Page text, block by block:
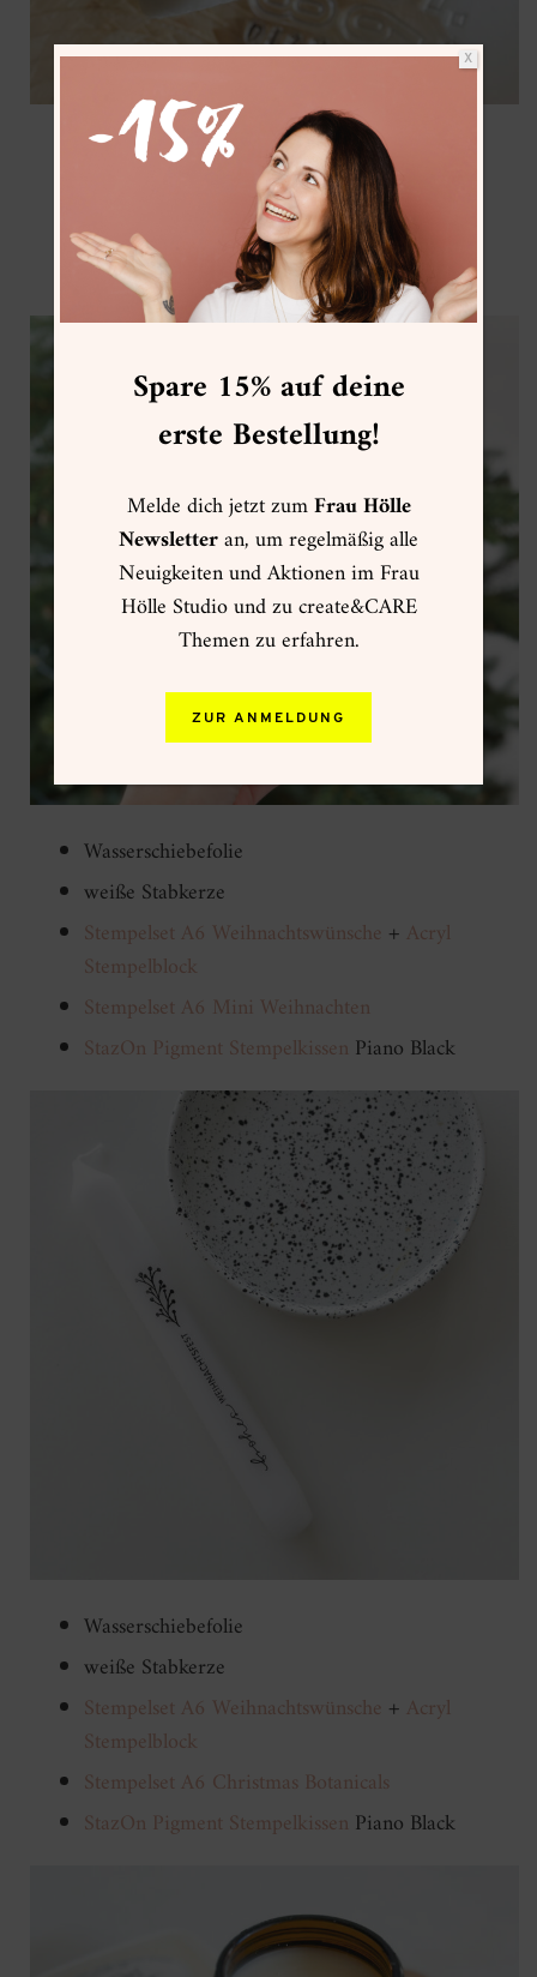
Wasserschiebefolie
weiße Stumpenkerze
Stempelset A6 Zahlen+Acryl Stempelblock
StazOn Pigment StempelkissenPiano Black
Wasserschiebefolie
weiße Stabkerze
Stempelset A6 Weihnachtswünsche + Acryl
Stempelblock
Stempelset A6 Mini Weihnachten
StazOn Pigment Stempelkissen Piano Black
Wasserschiebefolie
weiße Stabkerze
Stempelset A6 Weihnachtswünsche + Acryl
Stempelblock
Stempelset A6 Christmas Botanicals
StazOn Pigment Stempelkissen Piano Black
Spare 15% auf deine
erste Bestellung!
Melde dich jetzt zumFrau Hölle
Newsletteran, um regelmäßig alle
Neuigkeiten und Aktionen im Frau
Hölle Studio und zu create&CARE
Themen zu erfahren.
ZUR ANMELDUNG
X